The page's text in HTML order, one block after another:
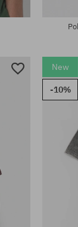
New
-10%